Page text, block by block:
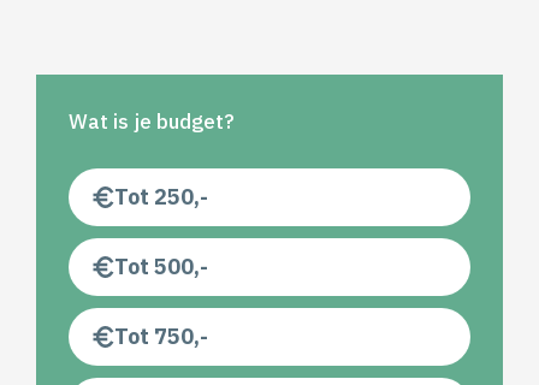
Wat is je budget?
Tot 250,-
Tot 500,-
Tot 750,-